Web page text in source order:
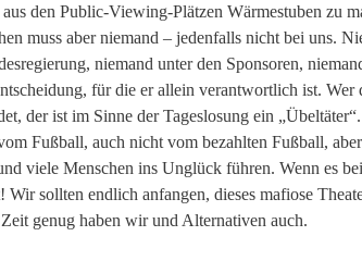
den Public-Viewing-Plätzen Wärmestuben zu
muss aber niemand – jedenfalls nicht bei uns.
niemand unter den Sponsoren,
für die er allein verantwortlich ist.
der ist im Sinne der Tageslosung ein
Fußball, auch nicht vom bezahlten Fußball,
viele Menschen ins Unglück führen. Wenn es
sollten endlich anfangen, dieses mafiose
genug haben wir und Alternativen auch.